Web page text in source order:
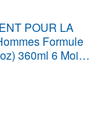
POUR LA
Formule
360ml 6 Mois